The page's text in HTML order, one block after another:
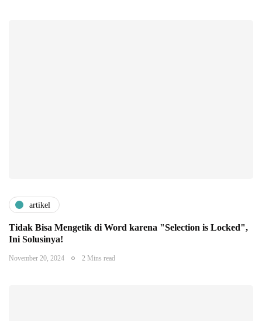
artikel
Tidak Bisa Mengetik di Word karena "Selection is Locked",
Ini Solusinya!
November 20, 2024 2 Mins read